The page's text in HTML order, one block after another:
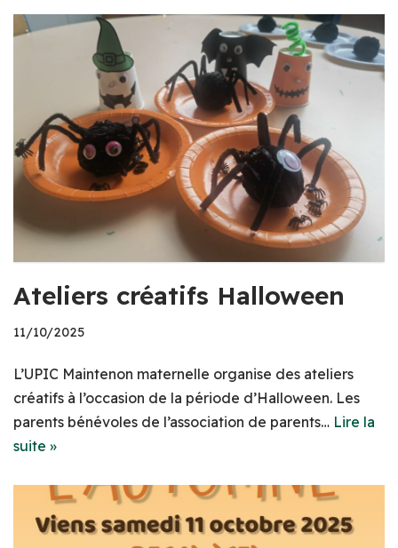
Ateliers créatifs Halloween
11/10/2025
L’UPIC Maintenon maternelle organise des ateliers
créatifs à l’occasion de la période d’Halloween. Les
parents bénévoles de l’association de parents… Lire la
suite »